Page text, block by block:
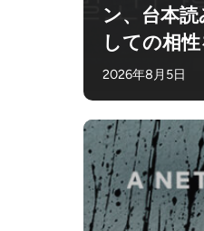
ン、台本
しての相
2026年8月5日